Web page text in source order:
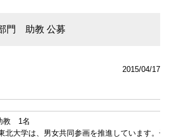
門 助教 公募
2015/04/17
教 1名
北大学は、男女共同参画を推進しています。